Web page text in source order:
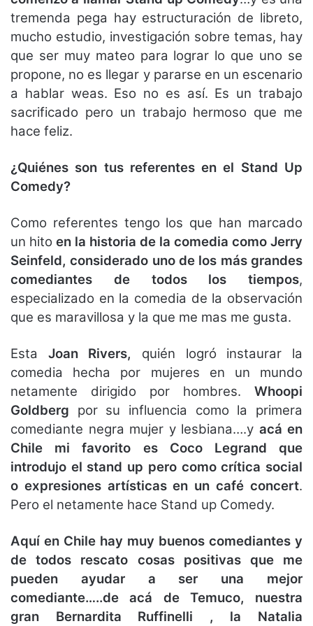
tremenda pega hay estructuración de libreto,
mucho estudio, investigación sobre temas, hay
que ser muy mateo para lograr lo que uno se
propone, no es llegar y pararse en un escenario
a hablar weas. Eso no es así. Es un trabajo
sacrificado pero un trabajo hermoso que me
hace feliz.
¿Quiénes son tus referentes en el Stand Up
Comedy?
Como referentes tengo los que han marcado
un hito en la historia de la comedia como Jerry
Seinfeld, considerado uno de los más grandes
comediantes de todos los tiempos,
especializado en la comedia de la observación
que es maravillosa y la que me mas me gusta.
Esta Joan Rivers,
quién logró instaurar la
comedia hecha por mujeres en un mundo
netamente dirigido por hombres. Whoopi
Goldberg por su influencia como la primera
comediante negra mujer y lesbiana….y acá en
Chile mi favorito es Coco Legrand que
introdujo el stand up pero como crítica social
o expresiones artísticas en un café concert.
Pero el netamente hace Stand up Comedy.
Aquí en Chile hay muy buenos comediantes y
de todos rescato cosas positivas que me
pueden ayudar a ser una mejor
comediante…..de acá de Temuco, nuestra
gran Bernardita Ruffinelli , la Natalia